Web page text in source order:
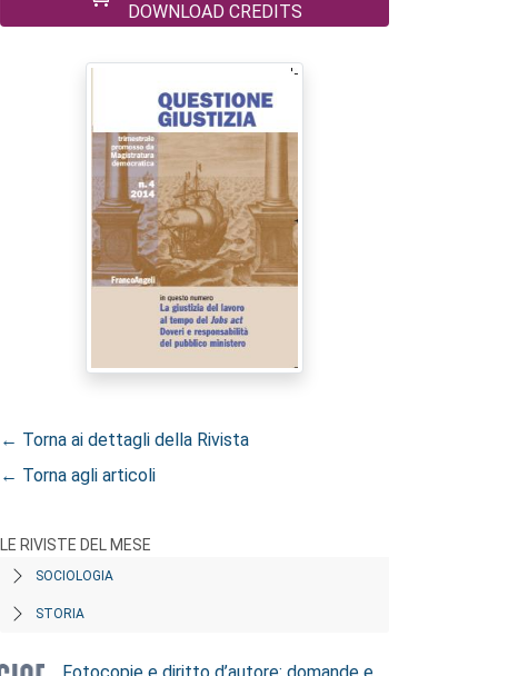
DOWNLOAD CREDITS
← Torna ai dettagli della Rivista
← Torna agli articoli
LE RIVISTE DEL MESE
SOCIOLOGIA
STORIA